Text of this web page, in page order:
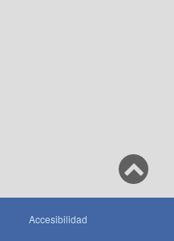
Accesibilidad